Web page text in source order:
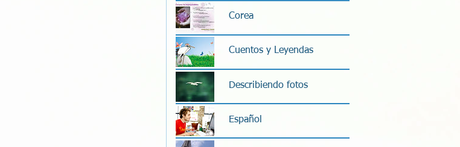
Corea
Cuentos y Leyendas
Describiendo fotos
Español